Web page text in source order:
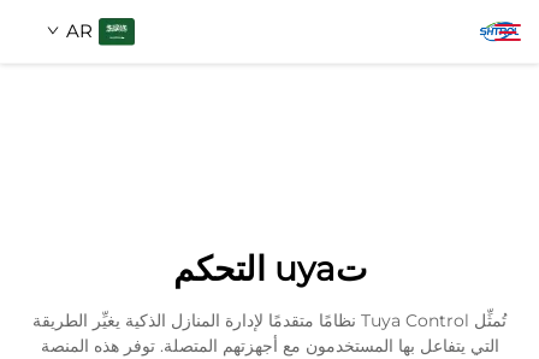
AR
تuya التحكم
تُمثِّل Tuya Control نظامًا متقدمًا لإدارة المنازل الذكية يغيِّر الطريقة
التي يتفاعل بها المستخدمون مع أجهزتهم المتصلة. توفر هذه المنصة